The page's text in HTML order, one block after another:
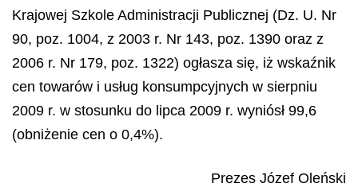
Krajowej Szkole Administracji Publicznej (Dz. U. Nr
90, poz. 1004, z 2003 r. Nr 143, poz. 1390 oraz z
2006 r. Nr 179, poz. 1322) ogłasza się, iż wskaźnik
cen towarów i usług konsumpcyjnych w sierpniu
2009 r. w stosunku do lipca 2009 r. wyniósł 99,6
(obniżenie cen o 0,4%).
Prezes Józef Oleński